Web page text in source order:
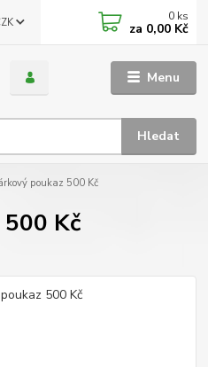
Menu
Hledat
0 ks
za 0,00 Kč
poukaz 500 Kč
Kč